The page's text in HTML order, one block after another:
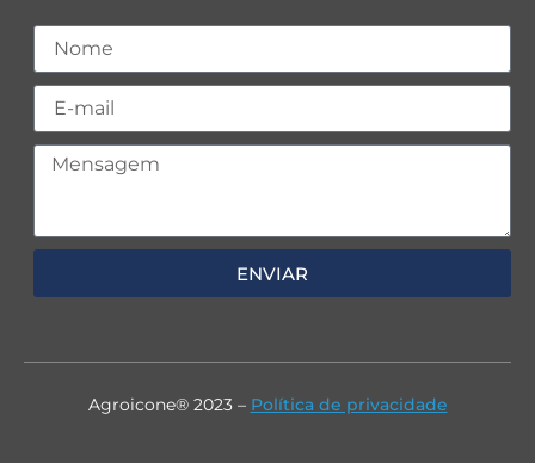
ENVIAR
Agroicone® 2023 – Política de privacidade